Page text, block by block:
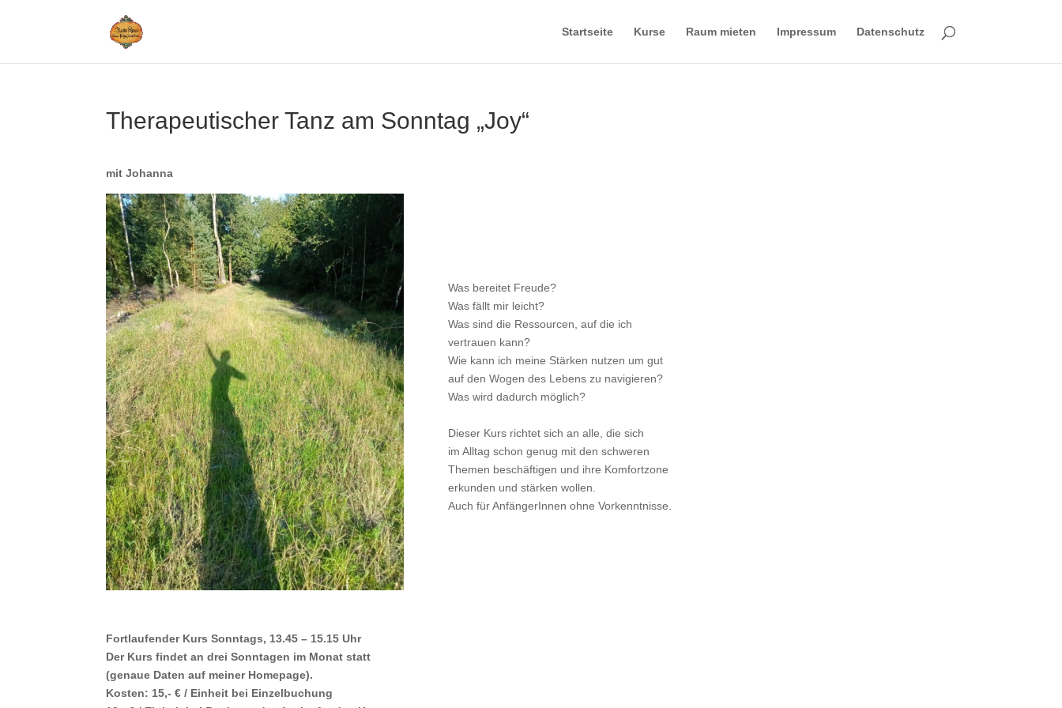
Startseite Kurse Raum mieten Impressum Datenschutz
Therapeutischer Tanz am Sonntag „Joy“
mit Johanna
Was bereitet Freude?
Was fällt mir leicht?
Was sind die Ressourcen, auf die ich
vertrauen kann?
Wie kann ich meine Stärken nutzen um gut
auf den Wogen des Lebens zu navigieren?
Was wird dadurch möglich?
Dieser Kurs richtet sich an alle, die sich
im Alltag schon genug mit den schweren
Themen beschäftigen und ihre Komfortzone
erkunden und stärken wollen.
Auch für AnfängerInnen ohne Vorkenntnisse.
Fortlaufender Kurs Sonntags, 13.45 – 15.15 Uhr
Der Kurs findet an drei Sonntagen im Monat statt
(genaue Daten auf meiner Homepage).
Kosten: 15,- € / Einheit bei Einzelbuchung